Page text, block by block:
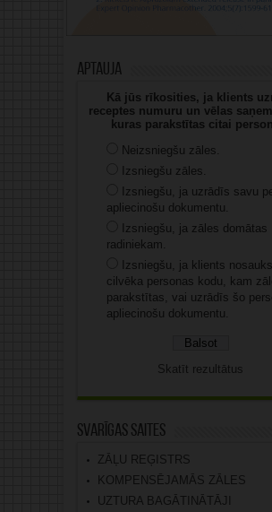
Aptauja
Kā jūs rīkosities, ja klients
receptes numuru un vēlas
kuras parakstītas citai
Neizsniegšu zāles.
Izsniegšu zāles.
Izsniegšu, ja uzrādīs savu
apliecinošu dokumentu.
Izsniegšu, ja zāles domātas
radiniekam.
Izsniegšu, ja klients
cilvēka personas kodu, kam
parakstītas, vai uzrādīs šo
apliecinošu dokumentu.
Skatīt rezultātus
Svarīgas saites
ZĀĻU REĢISTRS
KOMPENSĒJAMĀS ZĀLES
UZTURA BAGĀTINĀTĀJI